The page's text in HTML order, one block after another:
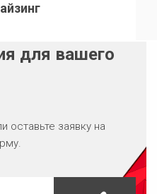
для вашего
оставьте заявку на